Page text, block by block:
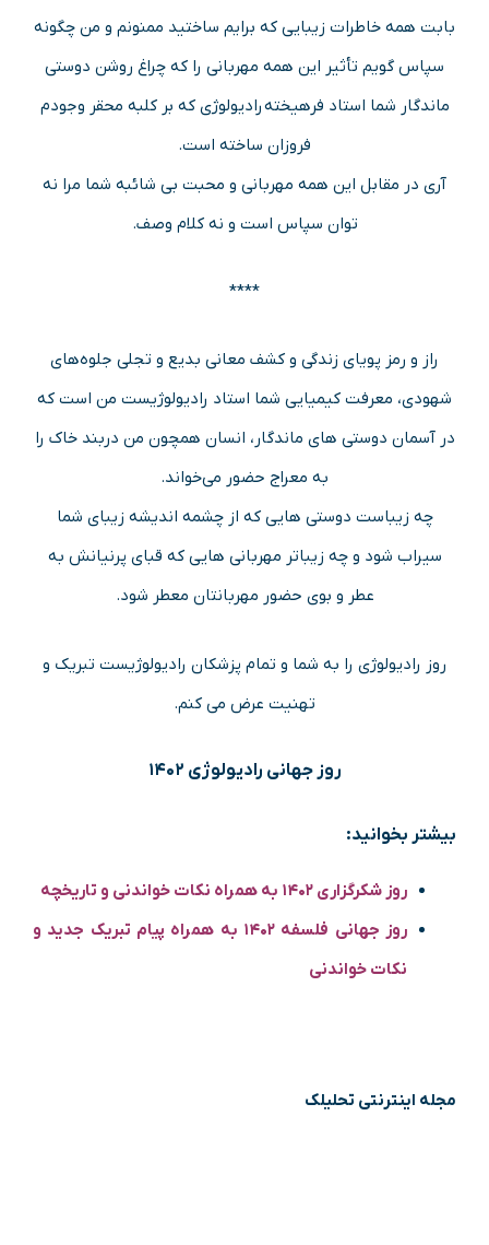
بابت همه خاطرات زیبایی که برایم ساختید ممنونم و من چگونه
سپاس گویم تأثیر این همه مهربانی را که چراغ روشن دوستی
ماندگار شما استاد فرهیخته رادیولوژی که بر کلبه محقر وجودم
فروزان ساخته است.
آری در مقابل این همه مهربانی و محبت بی شائبه شما مرا نه
توان سپاس است و نه کلام وصف.
****
راز و رمز پویای زندگی و کشف معانی بدیع و تجلی جلوه‌های
شهودی، معرفت کیمیایی شما استاد رادیولوژیست من است که
در آسمان دوستی های ماندگار، انسان همچون من دربند خاک را
به معراج حضور می‌خواند.
چه زیباست دوستی هایی که از چشمه اندیشه زیبای شما
سیراب شود و چه زیباتر مهربانی هایی که قبای پرنیانش به
عطر و بوی حضور مهربانتان معطر شود.
روز رادیولوژی را به شما و تمام پزشکان رادیولوژیست تبریک و
تهنیت عرض می کنم.
روز جهانی رادیولوژی ۱۴۰۲
بیشتر بخوانید:
روز شکرگزاری ۱۴۰۲ به همراه نکات خواندنی و تاریخچه
روز جهانی فلسفه ۱۴۰۲ به همراه پیام تبریک جدید و
نکات خواندنی
مجله اینترنتی تحلیلک